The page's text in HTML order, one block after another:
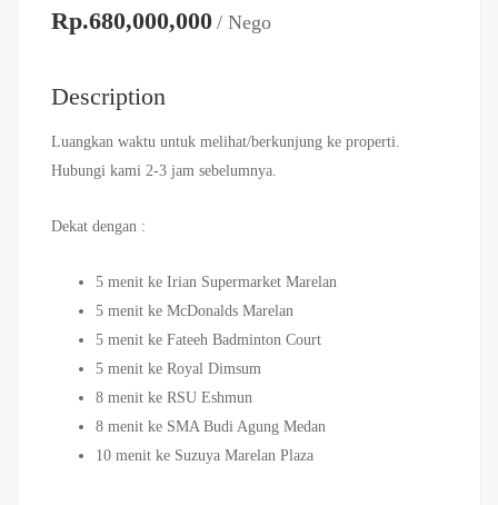
Rp.680,000,000 / Nego
Description
Luangkan waktu untuk melihat/berkunjung ke properti.
Hubungi kami 2-3 jam sebelumnya.
Dekat dengan :
5 menit ke Irian Supermarket Marelan
5 menit ke McDonalds Marelan
5 menit ke Fateeh Badminton Court
5 menit ke Royal Dimsum
8 menit ke RSU Eshmun
8 menit ke SMA Budi Agung Medan
10 menit ke Suzuya Marelan Plaza